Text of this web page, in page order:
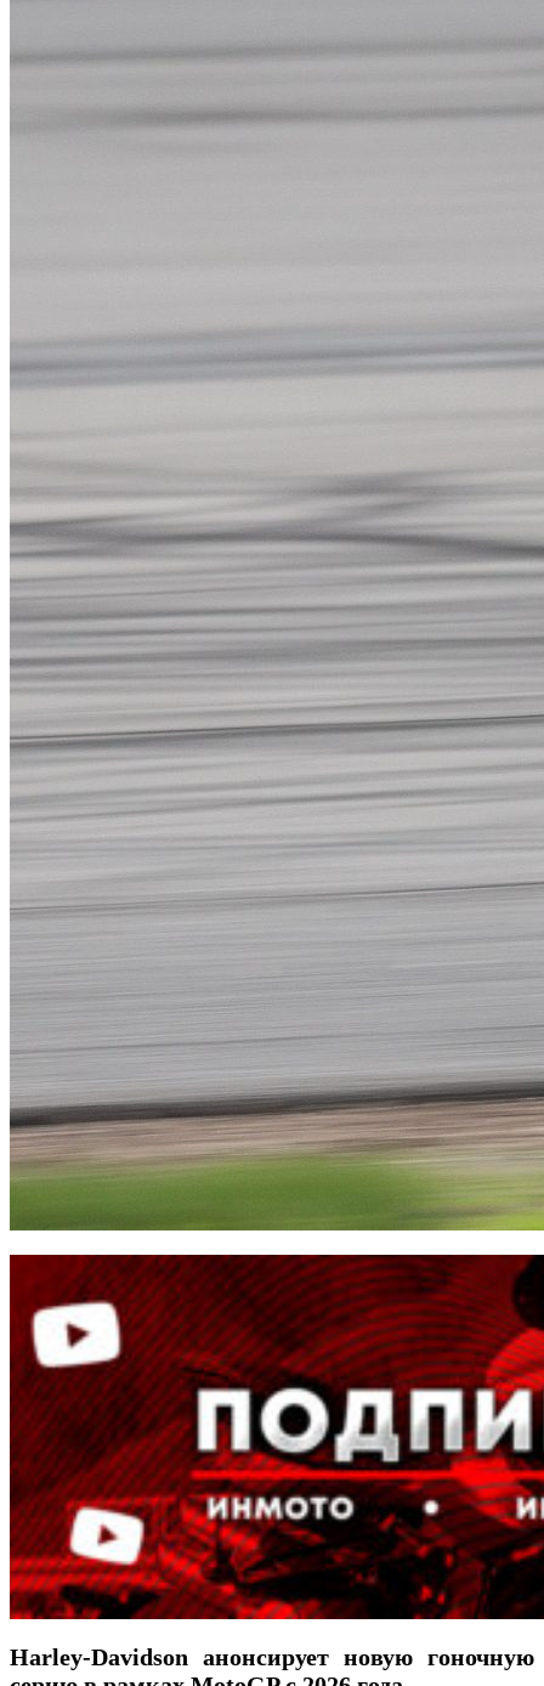
Harley-Davidson анонсирует новую гоночную